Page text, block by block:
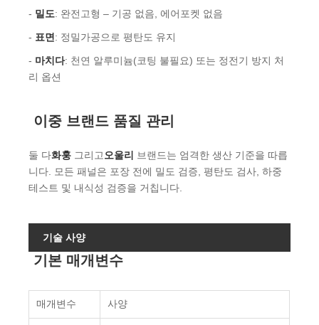
- 밀도: 완전고형 – 기공 없음, 에어포켓 없음
- 표면: 정밀가공으로 평탄도 유지
- 마치다: 천연 알루미늄(코팅 불필요) 또는 정전기 방지 처
리 옵션
이중 브랜드 품질 관리
둘 다화훙 그리고오울리 브랜드는 엄격한 생산 기준을 따릅
니다. 모든 패널은 포장 전에 밀도 검증, 평탄도 검사, 하중
테스트 및 내식성 검증을 거칩니다.
기술 사양
기본 매개변수
매개변수 사양